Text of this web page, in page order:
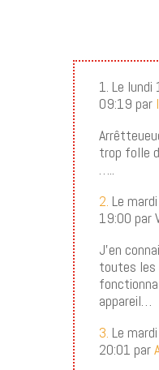
1. Le
09:19 par
trop folle
…..
2. Le
19:00 par
J’en
toutes les
appareil…
3. Le
20:01 par